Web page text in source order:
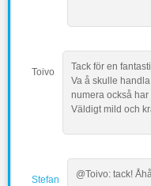
Toivo
Tack för en
Va å skulle
numera också
Väldigt mild och
Stefan @Toivo: tack!